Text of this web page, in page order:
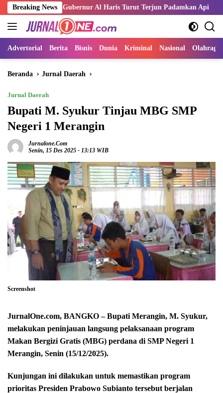
Langsung
ke
konten
Breaking News
Gubernur Al Haris Turut Terjun Padamkan Api
Advertorial Berita Bisnis Dunia Kriminal Nasional Olahraga
Beranda Jurnal Daerah
Jurnal Daerah
Bupati M. Syukur Tinjau MBG SMP
Negeri 1 Merangin
Jurnalone.com
Senin, 15 Des 2025 - 13:13 WIB
Screenshot
JurnalOne.com, BANGKO – Bupati Merangin, M. Syukur,
melakukan peninjauan langsung pelaksanaan program
Makan Bergizi Gratis (MBG) perdana di SMP Negeri 1
Merangin, Senin (15/12/2025).
Kunjungan ini dilakukan untuk memastikan program
prioritas Presiden Prabowo Subianto tersebut berjalan